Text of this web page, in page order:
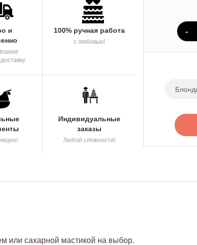
и
100% ручная работа
с любовью!
Индивидуальные
заказы
Любой сложности!
-
или сахарной мастикой на выбор.